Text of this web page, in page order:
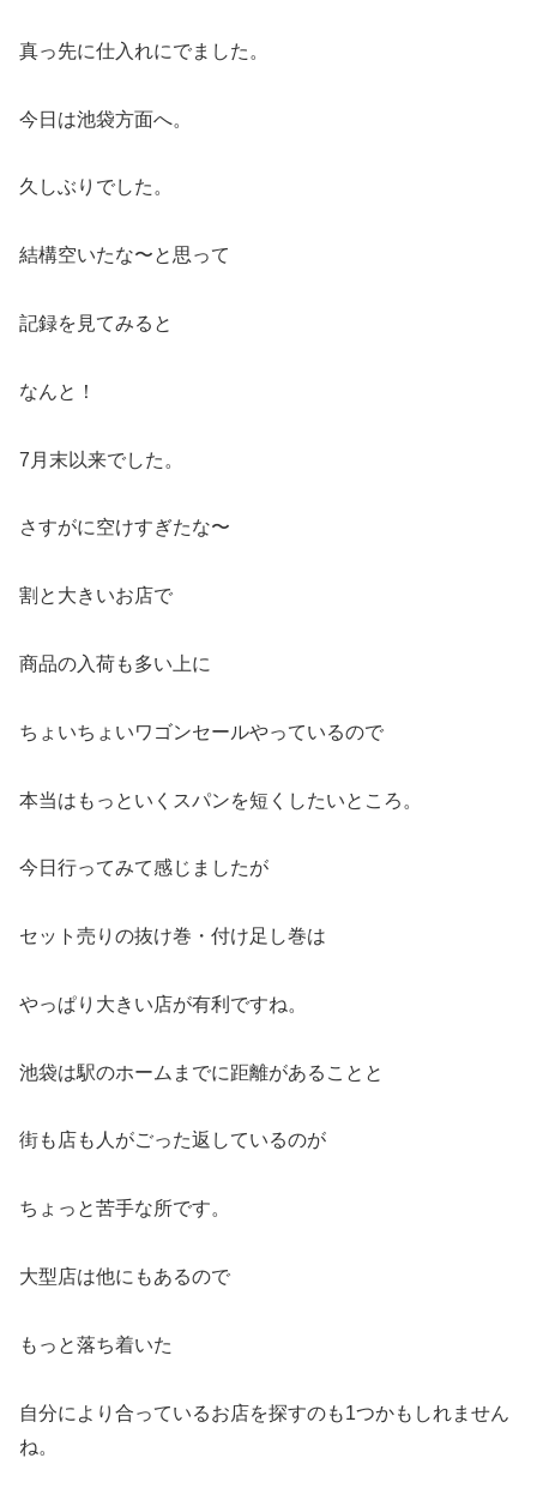
真っ先に仕入れにでました。
今日は池袋方面へ。
久しぶりでした。
結構空いたな〜と思って
記録を見てみると
なんと！
7月末以来でした。
さすがに空けすぎたな〜
割と大きいお店で
商品の入荷も多い上に
ちょいちょいワゴンセールやっているので
本当はもっといくスパンを短くしたいところ。
今日行ってみて感じましたが
セット売りの抜け巻・付け足し巻は
やっぱり大きい店が有利ですね。
池袋は駅のホームまでに距離があることと
街も店も人がごった返しているのが
ちょっと苦手な所です。
大型店は他にもあるので
もっと落ち着いた
自分により合っているお店を探すのも1つかもしれません
ね。